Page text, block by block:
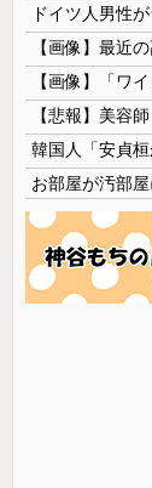
【画像】最近
【画像】「ワ
【悲報】美容
お部屋が汚部屋